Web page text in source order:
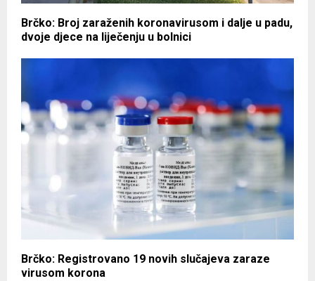
Brčko: Broj zaraženih koronavirusom i dalje u padu,
dvoje djece na liječenju u bolnici
Brčko: Registrovano 19 novih slučajeva zaraze
virusom korona